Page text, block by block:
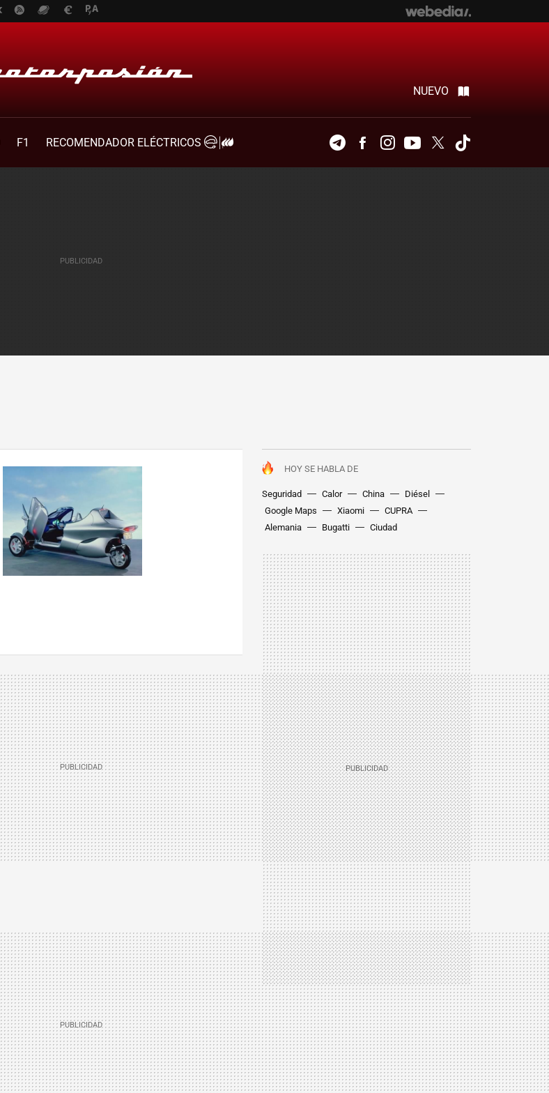
NUEVO
F1
RECOMENDADOR ELÉCTRICOS
TelegramFacebookInstagramYoutubeTwitter
HOY SE HABLA DE
Seguridad Calor China
Diésel
Google Maps
Xiaomi
CUPRA
Alemania
Bugatti Ciudad